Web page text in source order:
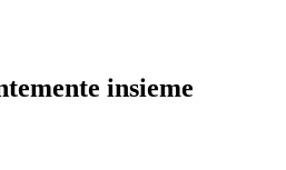
insieme